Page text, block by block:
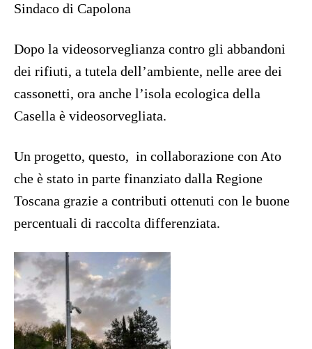
Sindaco di Capolona
Dopo la videosorveglianza contro gli abbandoni
dei rifiuti, a tutela dell’ambiente, nelle aree dei
cassonetti, ora anche l’isola ecologica della
Casella è videosorvegliata.
Un progetto, questo, in collaborazione con Ato
che è stato in parte finanziato dalla Regione
Toscana grazie a contributi ottenuti con le buone
percentuali di raccolta differenziata.